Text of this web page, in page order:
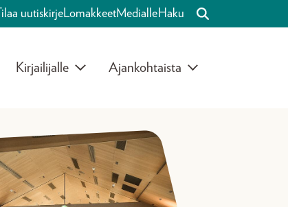
Tilaa uutiskirjeLomakkeetMedialleHaku
Kirjailijalle Ajankohtaista